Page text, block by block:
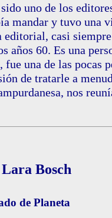
sido uno de los
mandar y tuvo
editorial, casi
años 60. Es una
una de las pocas
de tratarle a
nos
Bosch
de Planeta